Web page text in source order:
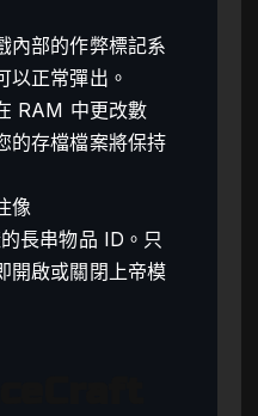
內部的作弊標記系
以正常彈出。
RAM 中更改數
的存檔檔案將保持
像
長串物品 ID。只
開啟或關閉上帝模